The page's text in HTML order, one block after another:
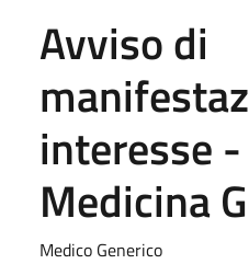
Avviso di
interesse
Medicina
Medico Generico